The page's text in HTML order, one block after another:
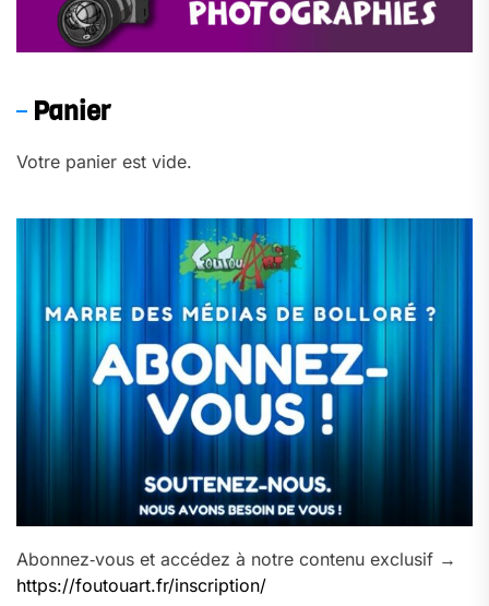
Panier
Votre panier est vide.
Abonnez‑vous et accédez à notre contenu exclusif →
https://foutouart.fr/inscription/